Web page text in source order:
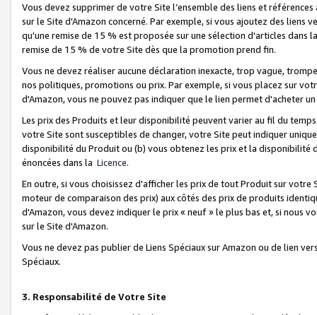
Vous devez supprimer de votre Site l’ensemble des liens et
sur le Site d'Amazon concerné. Par exemple, si vous ajoutez des
qu'une remise de 15 % est proposée sur une sélection d'articles
remise de 15 % de votre Site dès que la promotion prend fin.
Vous ne devez réaliser aucune déclaration inexacte, trop vague,
nos politiques, promotions ou prix. Par exemple, si vous placez sur
d'Amazon, vous ne pouvez pas indiquer que le lien permet d'acheter
Les prix des Produits et leur disponibilité peuvent varier au fil du
votre Site sont susceptibles de changer, votre Site peut indiquer
disponibilité du Produit ou (b) vous obtenez les prix et la disponibilité
énoncées dans la Licence.
En outre, si vous choisissez d'afficher les prix de tout Produit sur
moteur de comparaison des prix) aux côtés des prix de produits
d'Amazon, vous devez indiquer le prix « neuf » le plus bas et, si nous
sur le Site d'Amazon.
Vous ne devez pas publier de Liens Spéciaux sur Amazon ou de lien
Spéciaux.
3. Responsabilité de Votre Site